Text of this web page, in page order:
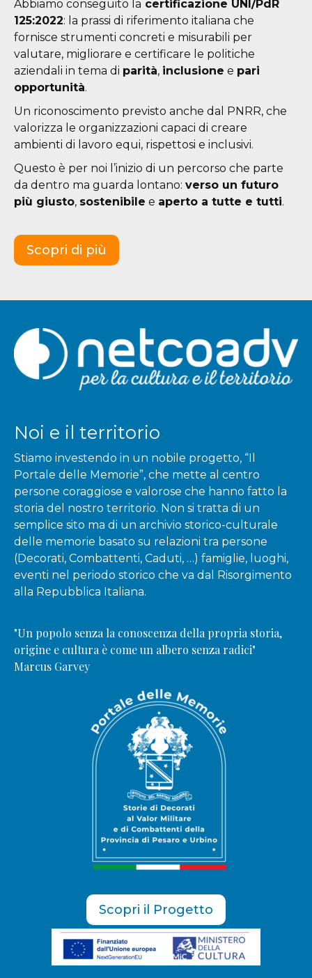
Abbiamo conseguito la certificazione UNI/PdR
125:2022: la prassi di riferimento italiana che
fornisce strumenti concreti e misurabili per
valutare, migliorare e certificare le politiche
aziendali in tema di parità, inclusione e pari
opportunità.
Un riconoscimento previsto anche dal PNRR, che
valorizza le organizzazioni capaci di creare
ambienti di lavoro equi, rispettosi e inclusivi.
Questo è per noi l’inizio di un percorso che parte
da dentro ma guarda lontano: verso un futuro
più giusto, sostenibile e aperto a tutte e tutti.
Scopri di più
Noi e il territorio
Stiamo investendo in un nobile progetto, “Il
Portale delle Memorie”, che mette al centro
persone coraggiose e valorose che hanno fatto la
storia del nostro territorio. Non si tratta di un
semplice sito ma di un archivio storico-culturale
delle memorie basato su relazioni tra persone
(Decorati, Combattenti, Caduti, …) famiglie, luoghi,
eventi nel periodo storico che va dal Risorgimento
alla Repubblica Italiana.
"Un popolo senza la conoscenza della propria storia,
origine e cultura è come un albero senza radici"
Marcus Garvey
Scopri il Progetto